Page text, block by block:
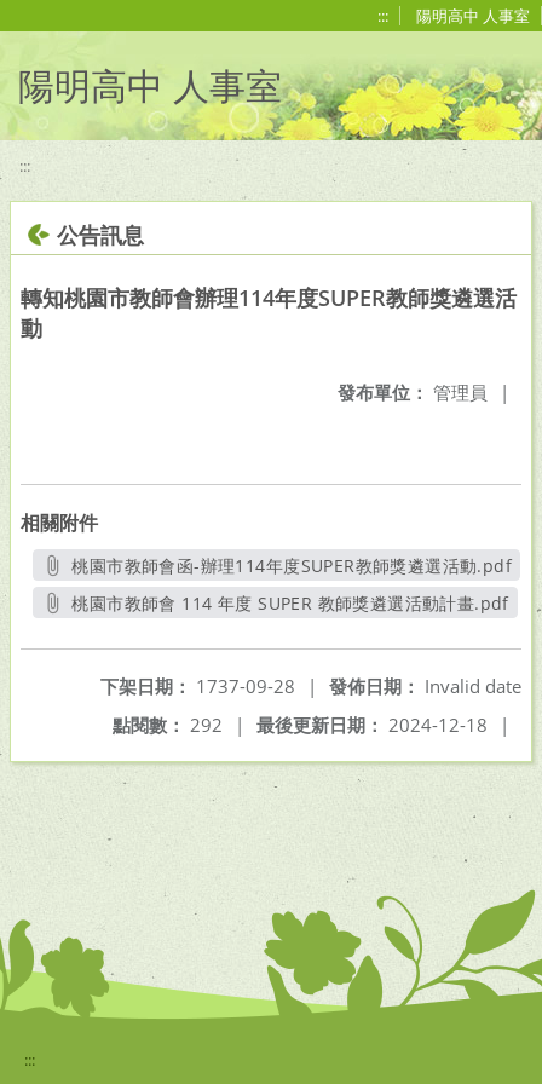
::: 陽明高中 人事室
陽明高中 人事室
:::
公告訊息
轉知桃園市教師會辦理114年度SUPER教師獎遴選活
動
發布單位： 管理員 |
相關附件
桃園市教師會函-辦理114年度SUPER教師獎遴選活動.pdf
另開新視窗
桃園市教師會 114 年度 SUPER 教師獎遴選活動計畫.pdf
發佈日期： Invalid date
下架日期： 1737-09-28
|
最後更新日期： 2024-12-18 |
點閱數： 292 |
:::